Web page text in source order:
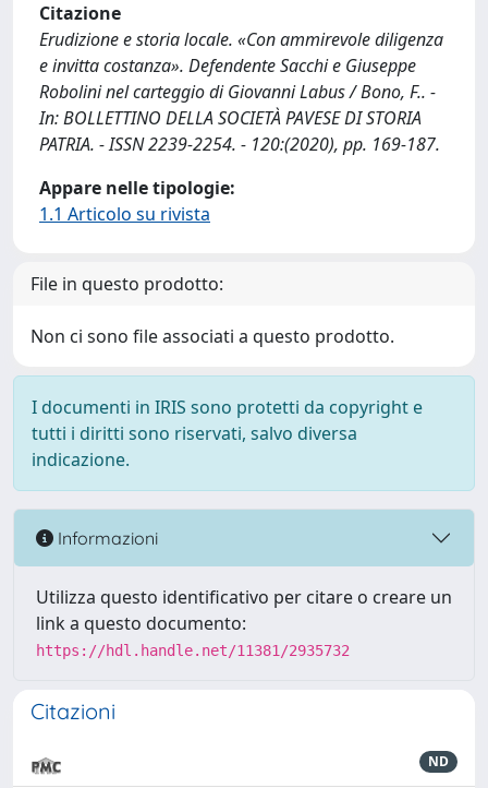
Citazione
Erudizione e storia locale. «Con ammirevole diligenza
e invitta costanza». Defendente Sacchi e Giuseppe
Robolini nel carteggio di Giovanni Labus / Bono, F.. -
In: BOLLETTINO DELLA SOCIETÀ PAVESE DI STORIA
PATRIA. - ISSN 2239-2254. - 120:(2020), pp. 169-187.
Appare nelle tipologie:
1.1 Articolo su rivista
File in questo prodotto:
Non ci sono file associati a questo prodotto.
I documenti in IRIS sono protetti da copyright e
tutti i diritti sono riservati, salvo diversa
indicazione.
Informazioni
Utilizza questo identificativo per citare o creare un
link a questo documento:
https://hdl.handle.net/11381/2935732
Citazioni
ND